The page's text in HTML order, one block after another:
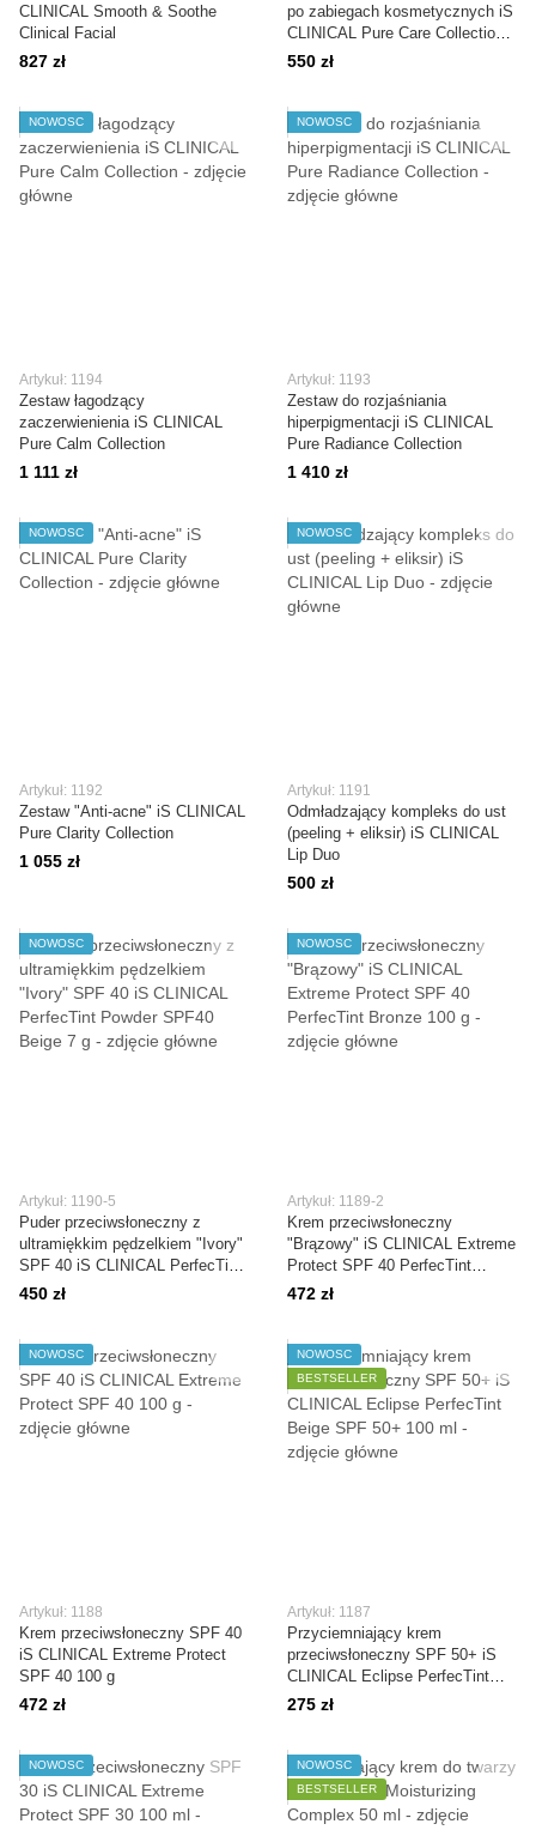
CLINICAL Smooth & Soothe
Clinical Facial
827 zł
po zabiegach kosmetycznych iS
CLINICAL Pure Care Collection
Post-Procedure Home Regimen
550 zł
NOWOŚĆ
Artykuł: 1194
Zestaw łagodzący
zaczerwienienia iS CLINICAL
Pure Calm Collection
1 111 zł
NOWOŚĆ
Artykuł: 1193
Zestaw do rozjaśniania
hiperpigmentacji iS CLINICAL
Pure Radiance Collection
1 410 zł
NOWOŚĆ
Artykuł: 1192
Zestaw "Anti-acne" iS CLINICAL
Pure Clarity Collection
1 055 zł
NOWOŚĆ
Artykuł: 1191
Odmładzający kompleks do ust
(peeling + eliksir) iS CLINICAL
Lip Duo
500 zł
NOWOŚĆ
Artykuł: 1190-5
Puder przeciwsłoneczny z
ultramiękkim pędzelkiem "Ivory"
SPF 40 iS CLINICAL PerfecTint
Powder SPF40 Beige 7 g
450 zł
NOWOŚĆ
Artykuł: 1189-2
Krem przeciwsłoneczny
"Brązowy" iS CLINICAL Extreme
Protect SPF 40 PerfecTint
Bronze 100 g
472 zł
NOWOŚĆ
Artykuł: 1188
Krem przeciwsłoneczny SPF 40
iS CLINICAL Extreme Protect
SPF 40 100 g
472 zł
NOWOŚĆ
BESTSELLER
Artykuł: 1187
Przyciemniający krem
przeciwsłoneczny SPF 50+ iS
CLINICAL Eclipse PerfecTint
Beige SPF 50+ 100 ml
275 zł
NOWOŚĆ
NOWOŚĆ
BESTSELLER